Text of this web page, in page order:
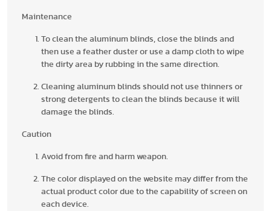
Maintenance
To clean the aluminum blinds, close the blinds and
then use a feather duster or use a damp cloth to wipe
the dirty area by rubbing in the same direction.
Cleaning aluminum blinds should not use thinners or
strong detergents to clean the blinds because it will
damage the blinds.
Caution
Avoid from fire and harm weapon.
The color displayed on the website may differ from the
actual product color due to the capability of screen on
each device.